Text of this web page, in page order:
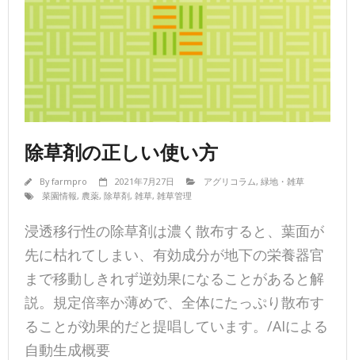
除草剤の正しい使い方
Byfarmpro 2021年7月27日 アグリコラム, 緑地・雑草
菜園情報, 農薬, 除草剤, 雑草, 雑草管理
浸透移行性の除草剤は濃く散布すると、葉面が
先に枯れてしまい、有効成分が地下の栄養器官
まで移動しきれず逆効果になることがあると解
説。規定倍率か薄めで、全体にたっぷり散布す
ることが効果的だと提唱しています。/AIによる
自動生成概要